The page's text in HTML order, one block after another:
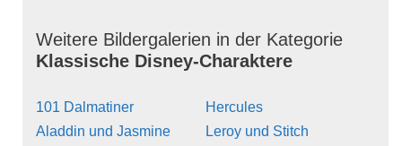
Weitere Bildergalerien in der Kategorie
Klassische Disney-Charaktere
101 Dalmatiner
Aladdin und Jasmine
Hercules
Leroy und Stitch